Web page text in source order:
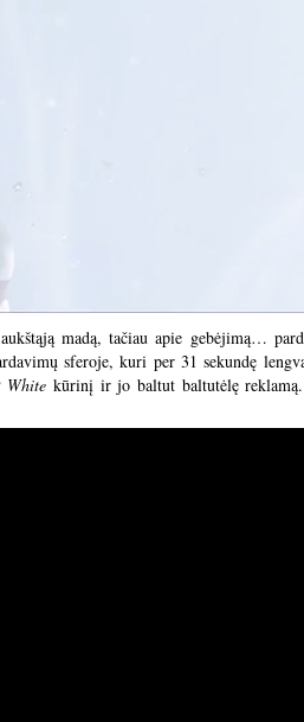
madą, tačiau apie gebėjimą…
sferoje, kuri per 31 sekundę
White kūrinį ir jo baltut baltutėlę reklamą.